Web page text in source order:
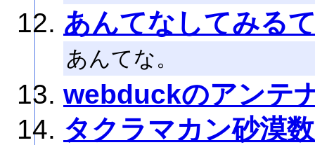
あんてなしてみる
あんてな。
webduckのアンテ
タクラマカン砂漠